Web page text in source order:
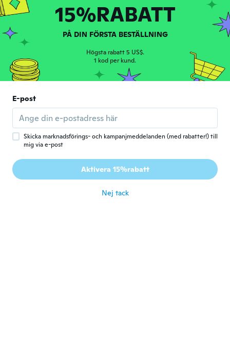
för 5 år sen
J Gick med 2015 · recensioner uppladdningar
S Sabine
Superbes feuilles, beau rendu en pâte
polymère
15%RABATT
PÅ DIN FÖRSTA BESTÄLLNING
Högsta rabatt 5 US$.
1 kod per kund.
E-post
Skicka marknadsförings- och kampanjmeddelanden (med rabatter!) till
mig via e-post
Aktivera 15%rabatt
Nej tack